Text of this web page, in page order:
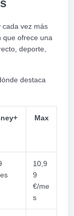
cada vez más
que ofrece una
deporte,
destaca
Max
10,9
9
€/me
s